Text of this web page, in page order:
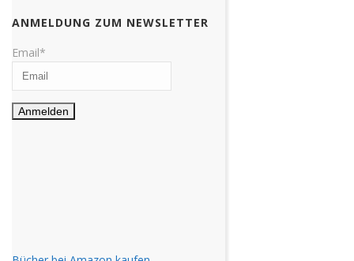
ANMELDUNG ZUM NEWSLETTER
Email*